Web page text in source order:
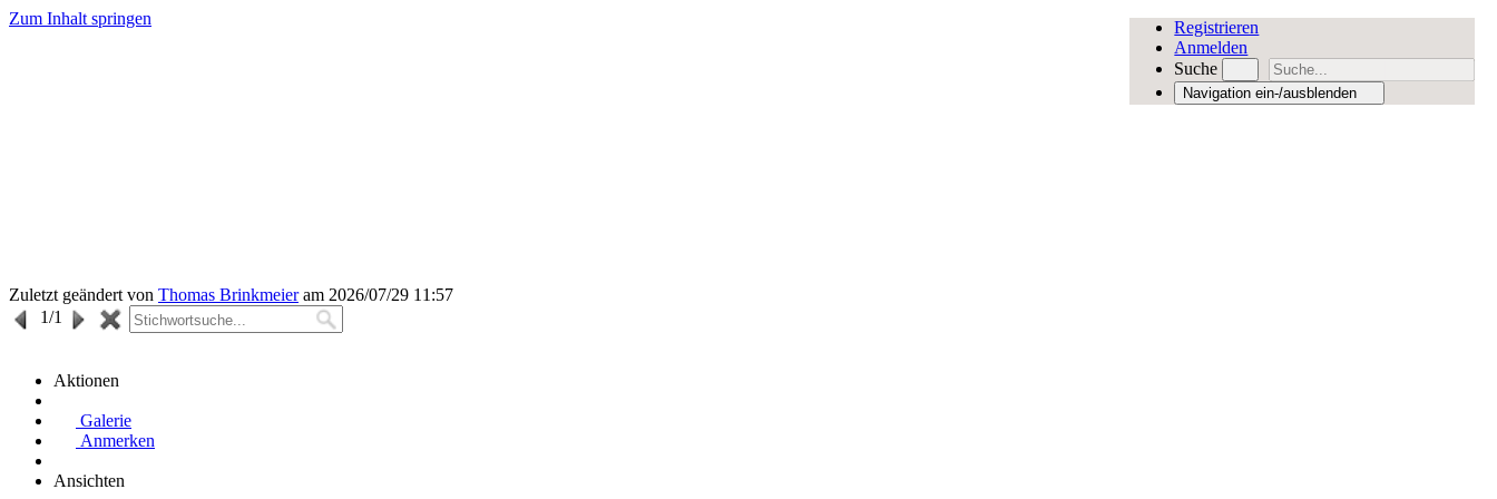
Zum Inhalt springen
Registrieren
Anmelden
Suche
Navigation ein-/ausblenden
Zuletzt geändert von Thomas Brinkmeieram 2026/07/29 11:57
1/1
Aktionen
Galerie
Anmerken
Ansichten